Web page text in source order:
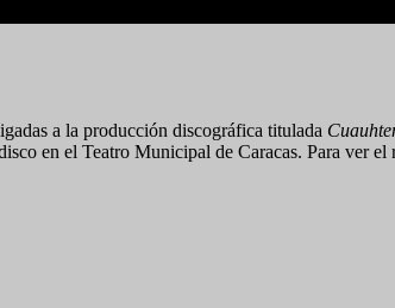
a la producción discográfica titulada
en el Teatro Municipal de Caracas. Para ver